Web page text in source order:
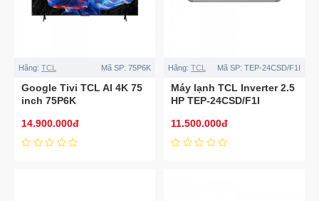
Hãng: TCL Mã SP: 75P6K
Google Tivi TCL AI 4K 75
inch 75P6K
14.900.000đ
Hãng: TCL Mã SP: TEP-24CSD/F1I
Máy lạnh TCL Inverter 2.5
HP TEP-24CSD/F1I
11.500.000đ